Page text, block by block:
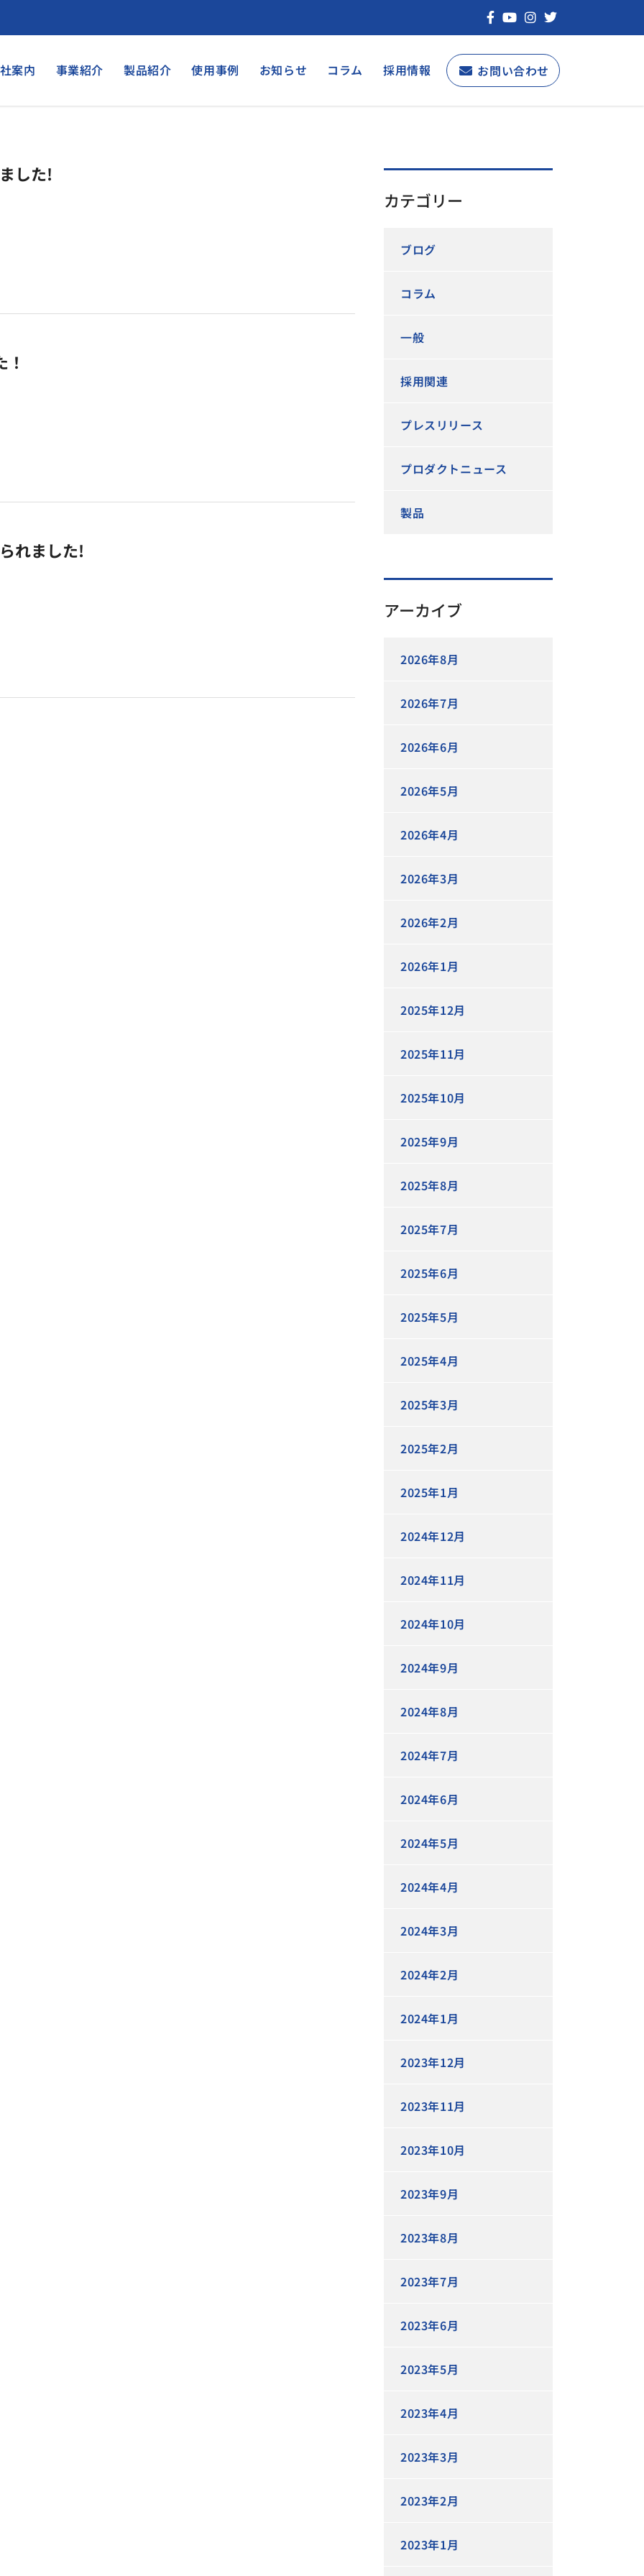
案内 事業紹介 製品紹介 使用事例 お知らせ コラム 採用情報 お問い合わせ
した!
れました!
カテゴリー
ブログ
コラム
一般
採用関連
プレスリリース
プロダクトニュース
製品
アーカイブ
2026年8月
2026年7月
2026年6月
2026年5月
2026年4月
2026年3月
2026年2月
2026年1月
2025年12月
2025年11月
2025年10月
2025年9月
2025年8月
2025年7月
2025年6月
2025年5月
2025年4月
2025年3月
2025年2月
2025年1月
2024年12月
2024年11月
2024年10月
2024年9月
2024年8月
2024年7月
2024年6月
2024年5月
2024年4月
2024年3月
2024年2月
2024年1月
2023年12月
2023年11月
2023年10月
2023年9月
2023年8月
2023年7月
2023年6月
2023年5月
2023年4月
2023年3月
2023年2月
2023年1月